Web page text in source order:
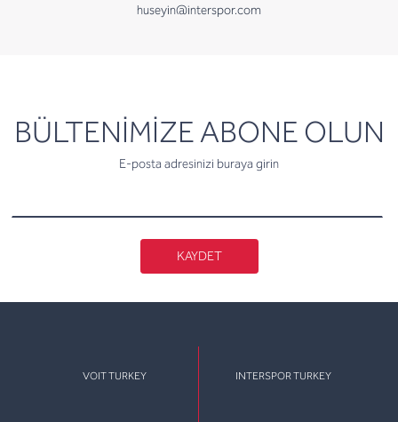
huseyin@interspor.com
BÜLTENİMİZE ABONE OLUN
E-posta adresinizi buraya girin
newsletter
KAYDET
VOIT TURKEY INTERSPOR TURKEY